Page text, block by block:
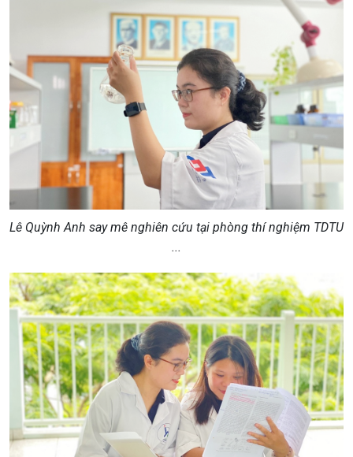
Lê Quỳnh Anh say mê nghiên cứu tại phòng thí nghiệm TDTU
...